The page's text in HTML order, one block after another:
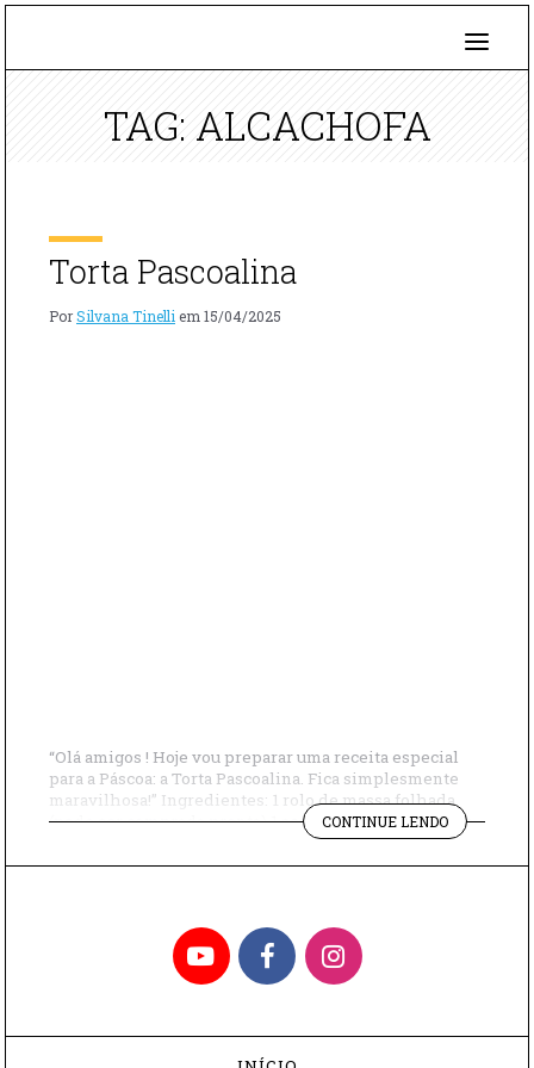
TAG: ALCACHOFA
Torta Pascoalina
PorSilvana Tinelli em 15/04/2025
“Olá amigos ! Hoje vou preparar uma receita especial
para a Páscoa: a Torta Pascoalina. Fica simplesmente
maravilhosa!” Ingredientes: 1 rolo de massa folhada
(pode ser comprada pronta) 1 acelga média, picadinha
4 alcachofras médias, cozidas e picadas 250g de ricota
amassada Queijo parmesão ralado a gosto 2 ovos Sal a
CONTINUE LENDO"TORTA
YouTubeFacebookInstagram